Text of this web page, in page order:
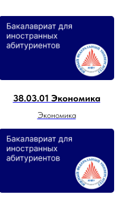
38.03.01 Экономика
Экономика